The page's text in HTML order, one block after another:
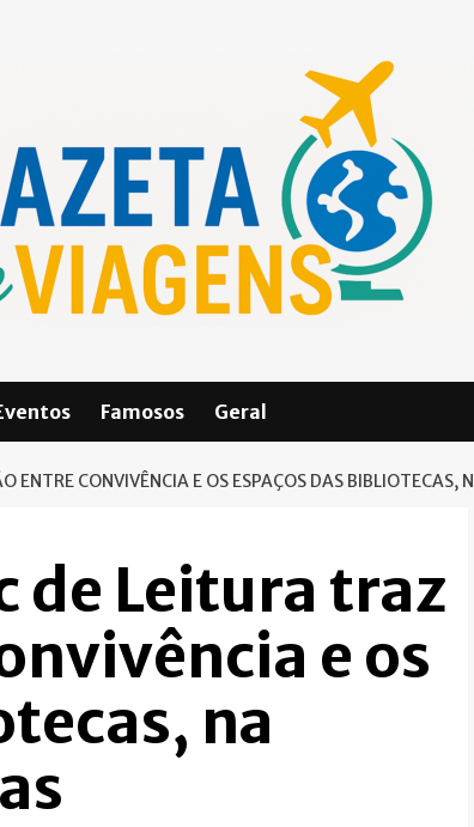
Famosos Geral
ENTRE CONVIVÊNCIA E OS ESPAÇOS DAS BIBLIOTECAS,
de Leitura traz
e os
na